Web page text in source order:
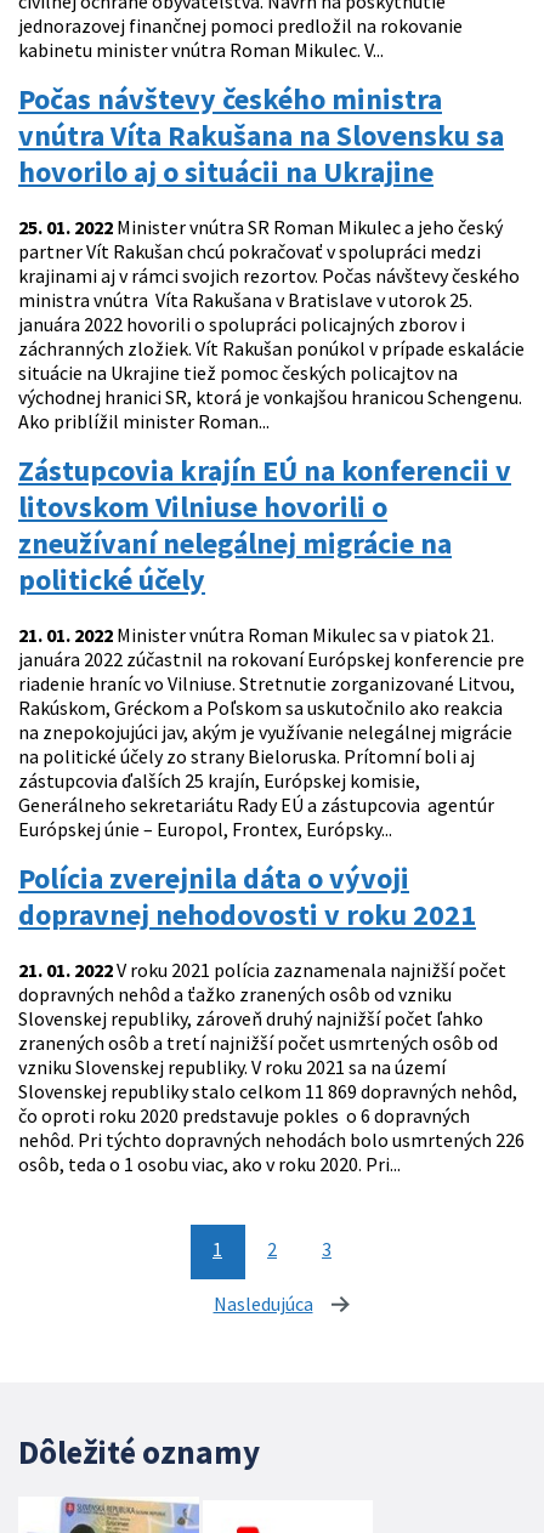
jednorazovej finančnej pomoci predložil na rokovanie
kabinetu minister vnútra Roman Mikulec. V...
Počas návštevy českého ministra
vnútra Víta Rakušana na Slovensku sa
hovorilo aj o situácii na Ukrajine
25. 01. 2022 Minister vnútra SR Roman Mikulec a jeho český
partner Vít Rakušan chcú pokračovať v spolupráci medzi
krajinami aj v rámci svojich rezortov. Počas návštevy českého
ministra vnútra Víta Rakušana v Bratislave v utorok 25.
januára 2022 hovorili o spolupráci policajných zborov i
záchranných zložiek. Vít Rakušan ponúkol v prípade eskalácie
situácie na Ukrajine tiež pomoc českých policajtov na
východnej hranici SR, ktorá je vonkajšou hranicou Schengenu.
Ako priblížil minister Roman...
Zástupcovia krajín EÚ na konferencii v
litovskom Vilniuse hovorili o
zneužívaní nelegálnej migrácie na
politické účely
21. 01. 2022 Minister vnútra Roman Mikulec sa v piatok 21.
januára 2022 zúčastnil na rokovaní Európskej konferencie pre
riadenie hraníc vo Vilniuse. Stretnutie zorganizované Litvou,
Rakúskom, Gréckom a Poľskom sa uskutočnilo ako reakcia
na znepokojujúci jav, akým je využívanie nelegálnej migrácie
na politické účely zo strany Bieloruska. Prítomní boli aj
zástupcovia ďalších 25 krajín, Európskej komisie,
Generálneho sekretariátu Rady EÚ a zástupcovia agentúr
Európskej únie – Europol, Frontex, Európsky...
Polícia zverejnila dáta o vývoji
dopravnej nehodovosti v roku 2021
21. 01. 2022V roku 2021 polícia zaznamenala najnižší počet
dopravných nehôd a ťažko zranených osôb od vzniku
Slovenskej republiky, zároveň druhý najnižší počet ľahko
zranených osôb a tretí najnižší počet usmrtených osôb od
vzniku Slovenskej republiky. V roku 2021 sa na území
Slovenskej republiky stalo celkom 11 869 dopravných nehôd,
čo oproti roku 2020 predstavuje pokles o 6 dopravných
nehôd. Pri týchto dopravných nehodách bolo usmrtených 226
osôb, teda o 1 osobu viac, ako v roku 2020. Pri...
1 2 3
Nasledujúca stránka
Dôležité oznamy